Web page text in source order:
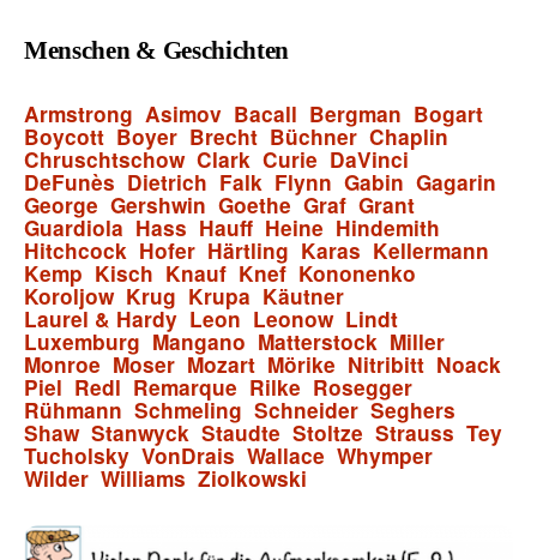
Menschen & Geschichten
Armstrong Asimov Bacall Bergman Bogart
Boycott Boyer Brecht Büchner Chaplin
Chruschtschow Clark Curie DaVinci
DeFunès Dietrich Falk Flynn Gabin Gagarin
George Gershwin Goethe Graf Grant
Guardiola Hass Hauff Heine Hindemith
Hitchcock Hofer Härtling Karas Kellermann
Kemp Kisch Knauf Knef Kononenko
Koroljow Krug Krupa Käutner
Laurel & Hardy Leon Leonow Lindt
Luxemburg Mangano Matterstock Miller
Monroe Moser Mozart Mörike Nitribitt Noack
Piel Redl Remarque Rilke Rosegger
Rühmann Schmeling Schneider Seghers
Shaw Stanwyck Staudte Stoltze Strauss Tey
Tucholsky VonDrais Wallace Whymper
Wilder Williams Ziolkowski